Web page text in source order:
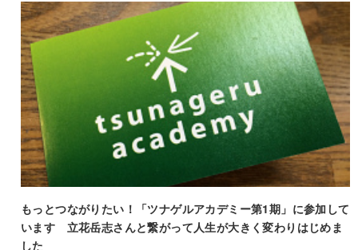
もっとつながりたい！「ツナゲルアカデミー第1期」に参加して
います 立花岳志さんと繋がって人生が大きく変わりはじめま
した